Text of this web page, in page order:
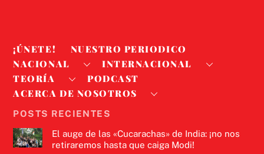
¡ÚNETE!
NUESTRO PERIODICO
NACIONAL
INTERNACIONAL
TEORÍA
PODCAST
ACERCA DE NOSOTROS
POSTS RECIENTES
El auge de las «Cucarachas» de India: ¡no nos
retiraremos hasta que caiga Modi!